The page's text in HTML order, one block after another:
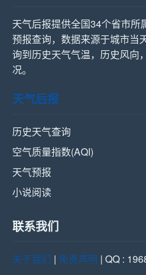
天气后报提供全国34个省市
预报查询，数据来源于城市当
询到历史天气气温，历史风向
况。
天气后报
历史天气查询
空气质量指数(AQI)
天气预报
小说阅读
联系我们
关于我们 | 免责声明 | QQ :